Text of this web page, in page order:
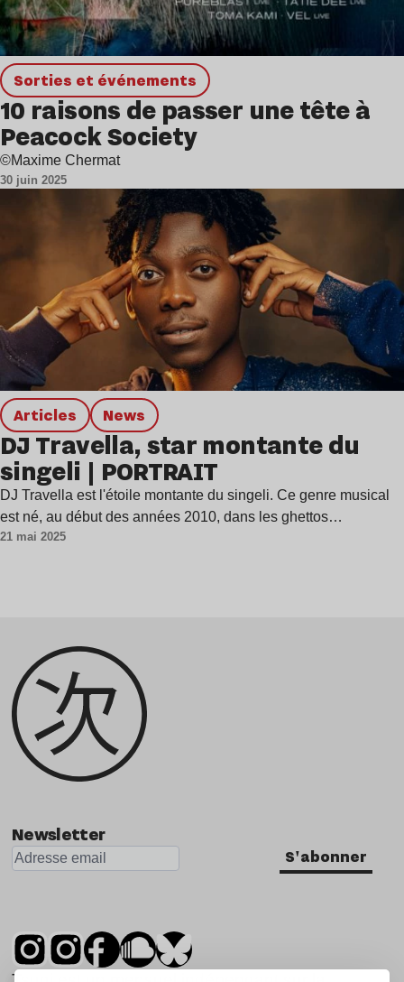
Sorties et événements
10 raisons de passer une tête à
Peacock Society
©Maxime Chermat
30 juin 2025
Articles news
DJ Travella, star montante du
singeli | PORTRAIT
DJ Travella est l'étoile montante du singeli. Ce genre musical
est né, au début des années 2010, dans les ghettos…
21 mai 2025
Newsletter
S'abonner